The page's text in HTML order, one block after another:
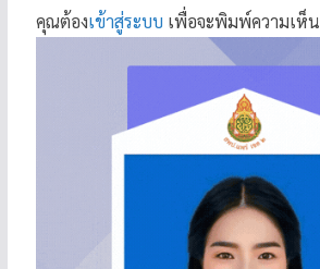
คุณต้องเข้าสู่ระบบ เพื่อจะพิมพ์ความเห็น